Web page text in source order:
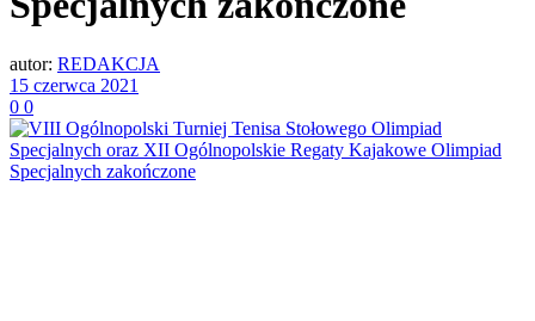
autor: REDAKCJA
15 czerwca 2021
0 0